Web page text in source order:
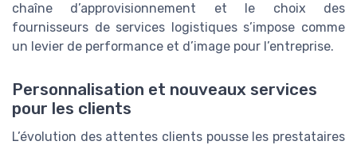
chaîne d’approvisionnement et le choix des
fournisseurs de services logistiques s’impose comme
un levier de performance et d’image pour l’entreprise.
Personnalisation et nouveaux services
pour les clients
L’évolution des attentes clients pousse les prestataires